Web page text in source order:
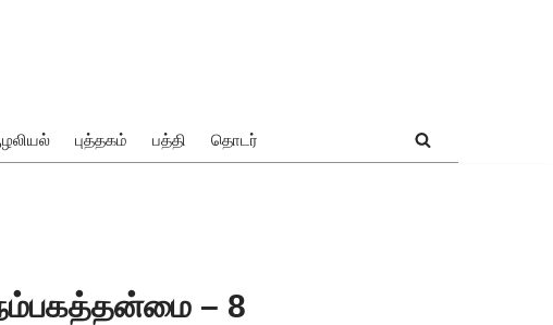
புத்தகம் பத்தி தொடர்
நம்பகத்தன்மை – 8